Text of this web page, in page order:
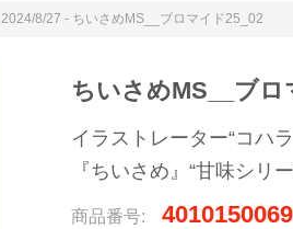
2024/8/27 - ちいさめMS__ブロマイド25_02
ちいさめMS__ブロ
イラストレーター“コハ
『ちいさめ』“甘味シリ
商品番号: 4010150069